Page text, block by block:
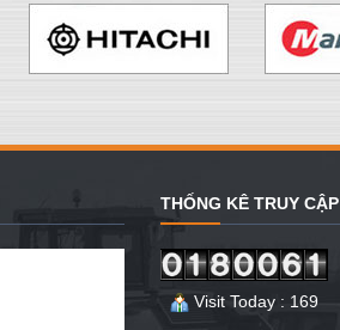
THỐNG KÊ TRUY CẬP
Visit Today : 169